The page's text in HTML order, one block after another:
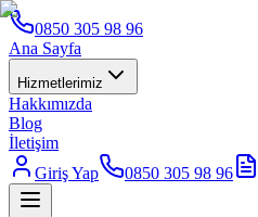
0850 305 98 96
Ana Sayfa
Hizmetlerimiz
Hakkımızda
Blog
İletişim
Giriş Yap
0850 305 98 96